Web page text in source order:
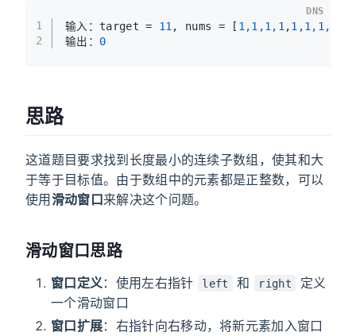
1
2
输入：target = 11 , nums = [ 1,1,1,1 ,1,1,1,1
输出： 0
DNS
思路
这道题目要求找到长度最小的连续子数组，使其和大
于等于目标值。由于数组中的元素都是正整数，可以
使用滑动窗口来解决这个问题。
滑动窗口思路
窗口定义 ：使用左右指针 left 和 right
定义
一个滑动窗口
窗口扩展：右指针向右移动，将新元素加入窗口